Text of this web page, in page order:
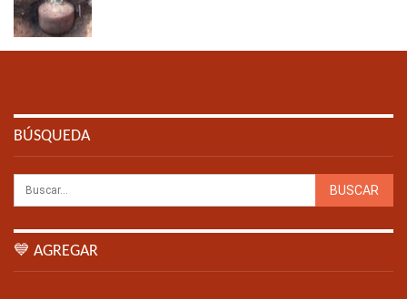
BÚSQUEDA
💙 AGREGAR